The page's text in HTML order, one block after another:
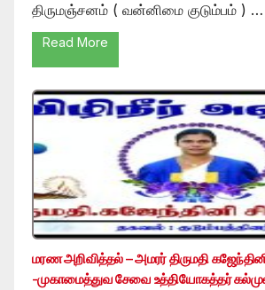
திருமஞ்சனம் ( வன்னிமை குடும்பம் ) …
Read More
மரண அறிவித்தல் – அமரர் திருமதி
-முகாமைத்துவ சேவை உத்தியோகத்தர்